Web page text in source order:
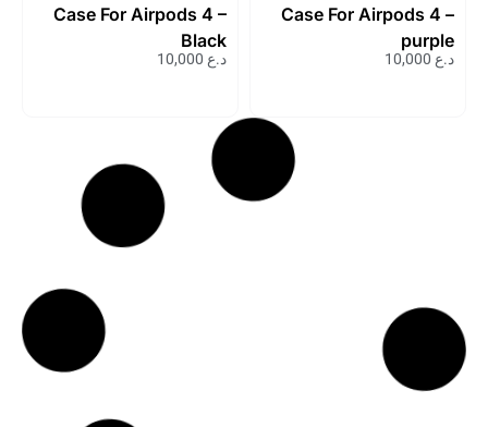
Case For
Case For Airpods 4 –